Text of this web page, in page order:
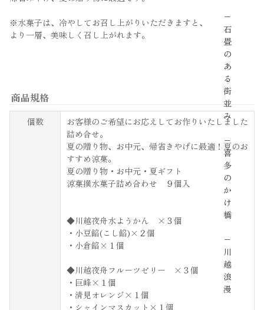
−
石
畳
の
あ
る
街
並
み
−
喜
多
の
か
け
橋
−
川
越
浪
漫
※水菓子は、冷やしてお召し上がりいただきますと、
より一層、美味しく召し上がれます。
商品規格
個数
お客様のご希望にお応えしてお作りいたしました
詰め合せ。
夏の贈り物、お中元、帰省きやげに最適！夏のお
すすめ涼菓。
夏の贈り物・お中元・夏ギフト
涼菓撰水菓子詰め合わせ ９個入
◆川越夜舟水ようかん ×３個
・小豆餡(こし餡)×２個
・小倉餡×１個
◆川越夜舟フルーツゼリー ×３個
・巨峰×１個
・清見オレンジ×１個
・シャインマスカット×１個